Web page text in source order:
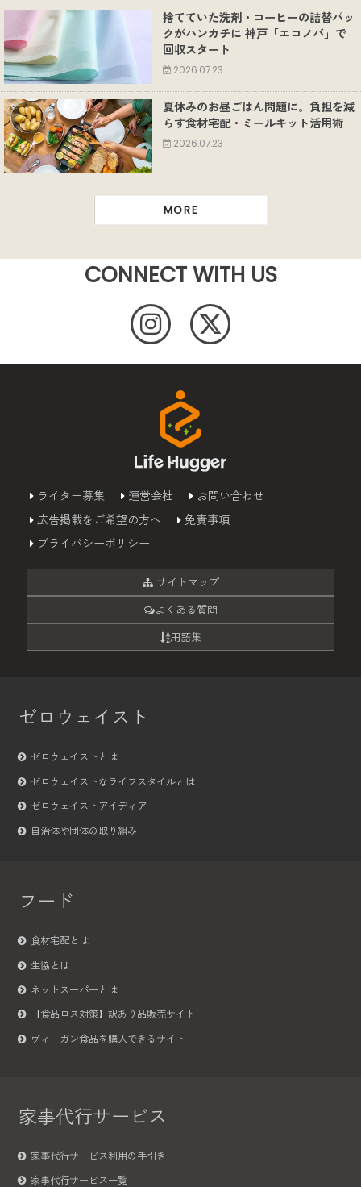
捨てていた洗剤・コーヒーの詰替パッ
クがハンカチに 神戸「エコノバ」で
回収スタート
2026.07.23
夏休みのお昼ごはん問題に。負担を減
らす食材宅配・ミールキット活用術
2026.07.23
MORE
CONNECT WITH US
ライター募集 運営会社
お問い合わせ
広告掲載をご希望の方へ
免責事項
プライバシーポリシー
サイトマップ
よくある質問
用語集
ゼロウェイスト
ゼロウェイストとは
ゼロウェイストなライフスタイルとは
ゼロウェイストアイディア
自治体や団体の取り組み
フード
食材宅配とは
生協とは
ネットスーパーとは
【食品ロス対策】訳あり品販売サイト
ヴィーガン食品を購入できるサイト
家事代行サービス
家事代行サービス利用の手引き
家事代行サービス一覧